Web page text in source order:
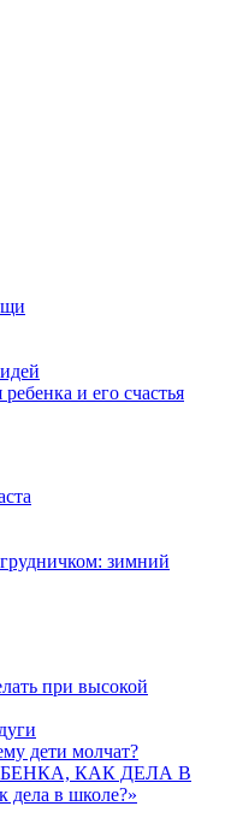
и его счастья
зимний
при высокой
дети молчат?
КАК ДЕЛА В
в школе?»